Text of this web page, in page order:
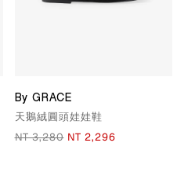
By GRACE
天鵝絨圓頭娃娃鞋
NT 3,280 NT 2,296